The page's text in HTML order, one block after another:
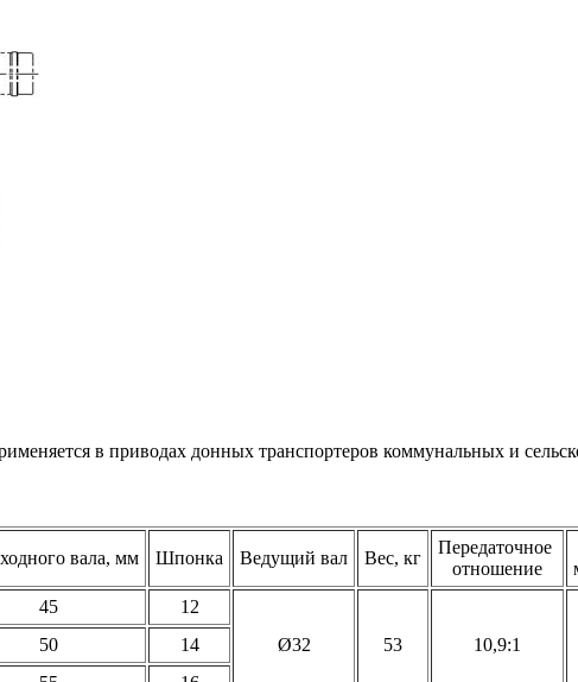
в приводах донных транспортеров коммунальных и
вала, мм Шпонка Ведущий вал Вес, кг
Передаточное
отношение
45
12
Ø32
53 10,9:1
50
14